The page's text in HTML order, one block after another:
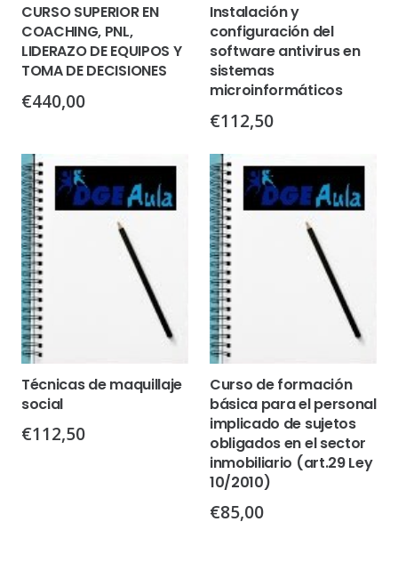
CURSO SUPERIOR EN
COACHING, PNL,
LIDERAZO DE EQUIPOS Y
TOMA DE DECISIONES
€440,00
Instalación y
configuración del
software antivirus en
sistemas
microinformáticos
€112,50
Técnicas de maquillaje
social
€112,50
Curso de formación
básica para el personal
implicado de sujetos
obligados en el sector
inmobiliario (art.29 Ley
10/2010)
€85,00